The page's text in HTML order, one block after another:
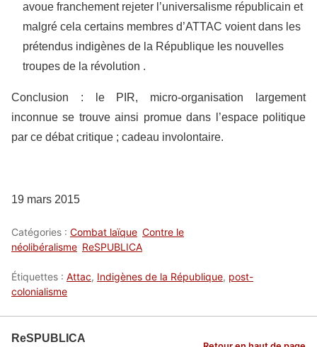
avoue franchement rejeter l’universalisme républicain et
malgré cela certains membres d’ATTAC voient dans les
prétendus indigènes de la République les nouvelles
troupes de la révolution .
Conclusion : le PIR, micro-organisation largement
inconnue se trouve ainsi promue dans l’espace politique
par ce débat critique ; cadeau involontaire.
19 mars 2015
Catégories : Combat laïque Contre le
néolibéralisme ReSPUBLICA
Étiquettes : Attac, Indigènes de la République, post-
colonialisme
ReSPUBLICA